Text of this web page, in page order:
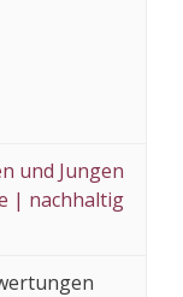
und Jungen
| nachhaltig